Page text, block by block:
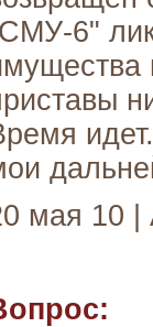
6"
мая 10 |